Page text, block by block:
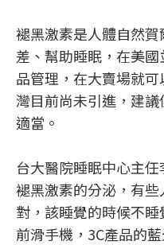
褪黑激素是人體自然
差、幫助睡眠，在美
品管理，在大賣場就
灣目前尚未引進，建
適當。
台大醫院睡眠中心主
褪黑激素的分泌，有
對，該睡覺的時候不
前滑手機，3C產品的